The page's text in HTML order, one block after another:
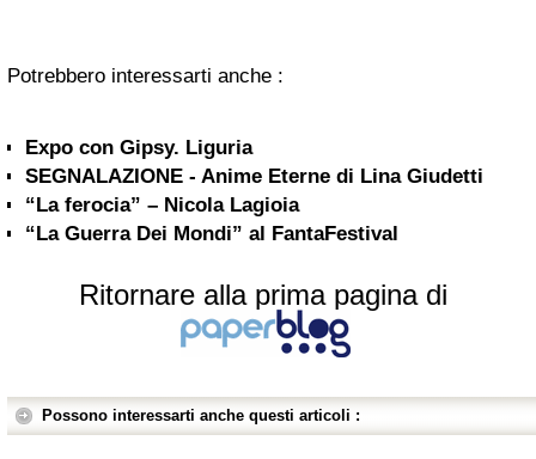
Potrebbero interessarti anche :
Expo con Gipsy. Liguria
SEGNALAZIONE - Anime Eterne di Lina Giudetti
“La ferocia” – Nicola Lagioia
“La Guerra Dei Mondi” al FantaFestival
Ritornare alla prima pagina di
Possono interessarti anche questi articoli :